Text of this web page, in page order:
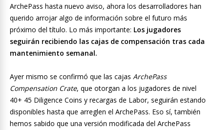
ArchePass hasta nuevo aviso, ahora los desarrolladores han
querido arrojar algo de información sobre el futuro más
próximo del título. Lo más importante: Los jugadores
seguirán recibiendo las cajas de compensación tras cada
mantenimiento semanal.
Ayer mismo se confirmó que las cajas ArchePass
Compensation Crate, que otorgan a los jugadores de nivel
40+ 45 Diligence Coins y recargas de Labor, seguirán estando
disponibles hasta que arreglen el ArchePass. Eso sí, también
hemos sabido que una versión modificada del ArchePass